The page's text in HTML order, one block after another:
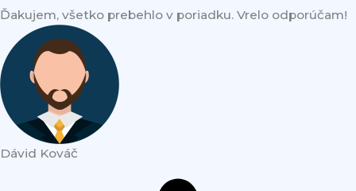
Ďakujem, všetko prebehlo v poriadku. Vrelo odporúčam!
Dávid Kováč